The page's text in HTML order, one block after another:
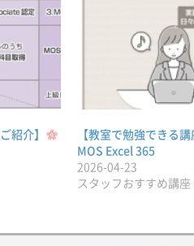
紹介】
【教室で勉強できる講
MOS Excel 365
2026-04-23
スタッフおすすめ講座